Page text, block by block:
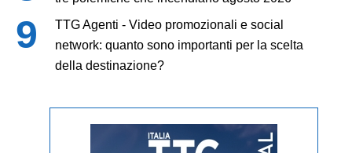
TTG Agenti - Video promozionali e social
network: quanto sono importanti per la scelta
della destinazione?